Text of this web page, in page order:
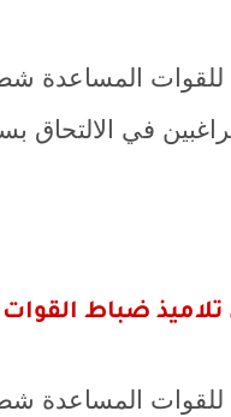
للقوات المساعدة
في
ضباط القوات
للقوات المساعدة